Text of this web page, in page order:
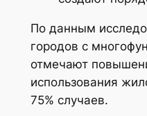
По данным
городов с
отмечают
использования
75% случаев.